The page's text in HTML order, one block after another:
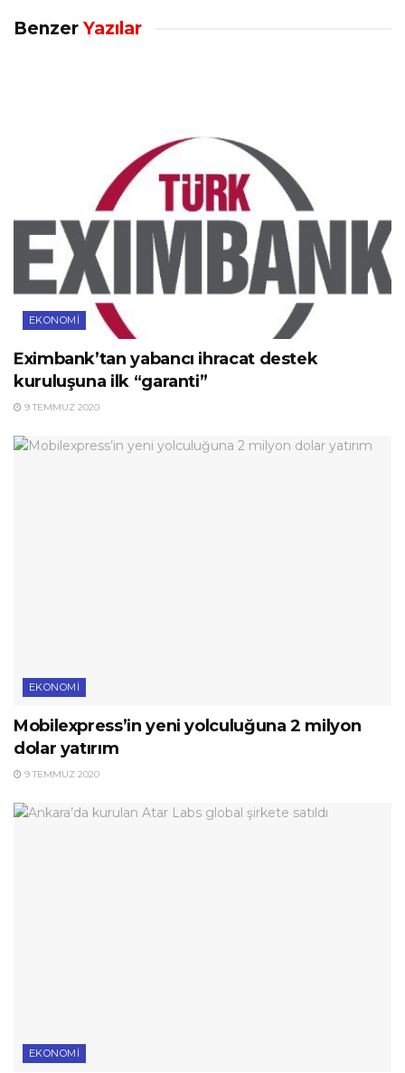
Benzer Yazılar
EKONOMI
Eximbank’tan yabancı ihracat destek
kuruluşuna ilk “garanti”
9 TEMMUZ 2020
EKONOMI
Mobilexpress’in yeni yolculuğuna 2 milyon
dolar yatırım
9 TEMMUZ 2020
EKONOMI